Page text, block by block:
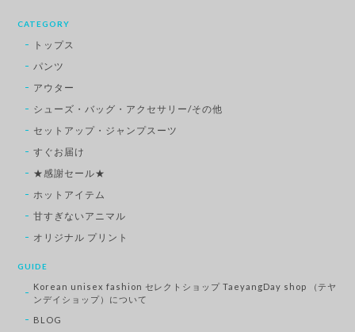
CATEGORY
トップス
パンツ
アウター
シューズ・バッグ・アクセサリー/その他
セットアップ・ジャンプスーツ
すぐお届け
★感謝セール★
ホットアイテム
甘すぎないアニマル
オリジナル プリント
GUIDE
Korean unisex fashion セレクトショップ TaeyangDay shop （テヤ
ンデイショップ）について
BLOG